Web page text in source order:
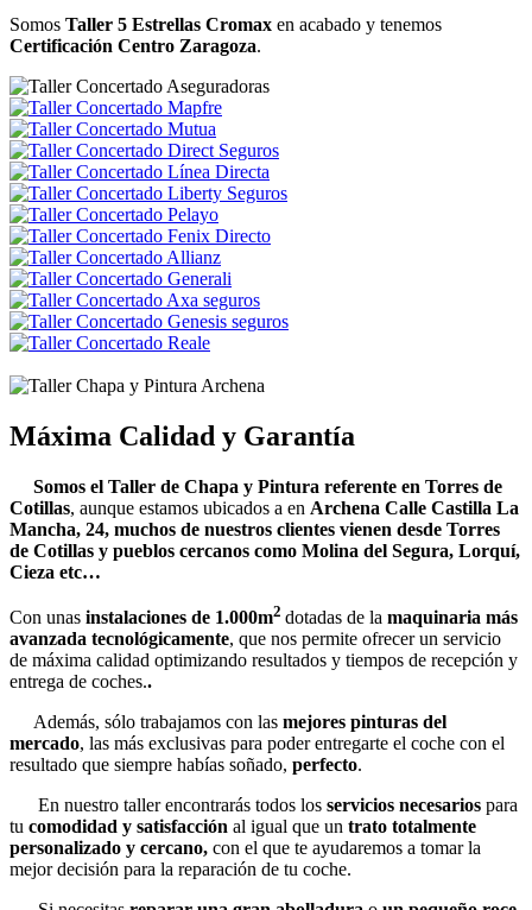
Somos Taller 5 Estrellas Cromax en acabado y tenemos
Certificación Centro Zaragoza.
Máxima Calidad y Garantía
Somos el Taller de Chapa y Pintura referente en Torres de
Cotillas, aunque estamos ubicados a en Archena Calle Castilla La
Mancha, 24, muchos de nuestros clientes vienen desde Torres
de Cotillas y pueblos cercanos como Molina del Segura, Lorquí,
Cieza etc…
Con unas instalaciones de 1.000m2 dotadas de la maquinaria más
avanzada tecnológicamente, que nos permite ofrecer un servicio
de máxima calidad optimizando resultados y tiempos de recepción y
entrega de coches..
Además, sólo trabajamos con las mejores pinturas del
mercado, las más exclusivas para poder entregarte el coche con el
resultado que siempre habías soñado, perfecto.
En nuestro taller encontrarás todos los servicios necesarios para
tu comodidad y satisfacción al igual que un trato totalmente
personalizado y cercano, con el que te ayudaremos a tomar la
mejor decisión para la reparación de tu coche.